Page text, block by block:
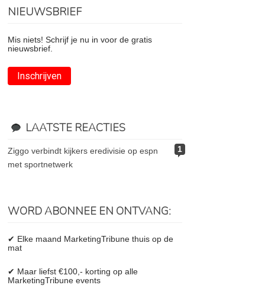
NIEUWSBRIEF
Mis niets! Schrijf je nu in voor de gratis
nieuwsbrief.
Inschrijven
LAATSTE REACTIES
1
ziggo verbindt kijkers eredivisie op espn
met sportnetwerk
WORD ABONNEE EN ONTVANG:
✔ Elke maand MarketingTribune thuis op de
mat
✔ Maar liefst €100,- korting op alle
MarketingTribune events